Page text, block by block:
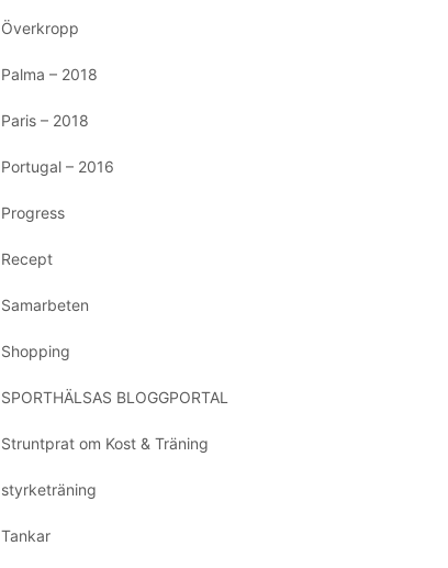
Överkropp
Palma – 2018
Paris – 2018
Portugal – 2016
Progress
Recept
Samarbeten
Shopping
SPORTHÄLSAS BLOGGPORTAL
Struntprat om Kost & Träning
styrketräning
Tankar